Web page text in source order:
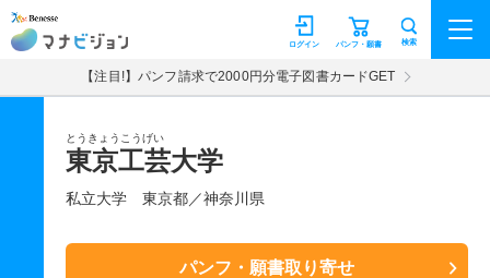
マナビジョン パンフ・願書
ログイン 検索
【注目!】パンフ請求で2000円分電子図書カードGET
とうきょうこうげい
東京工芸大学
私立大学 東京都／神奈川県
パンフ・願書取り寄せ